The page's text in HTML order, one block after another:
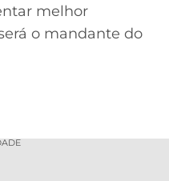
melhor
o mandante do